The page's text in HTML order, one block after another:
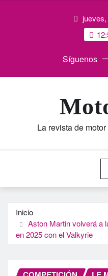
Síguenos
La revista de
Inicio
Aston Martin volverá a
en 2025 con el Valkyrie